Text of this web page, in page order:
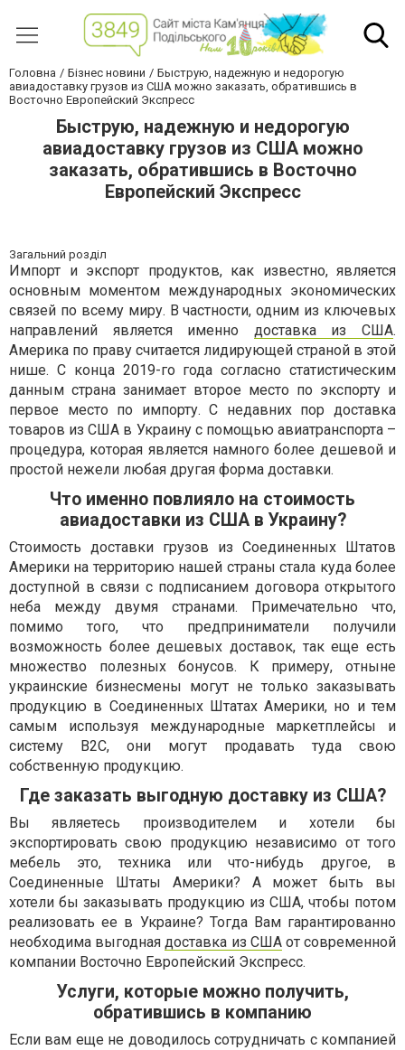
Головна Бізнес новини
Быструю, надежную и недорогую
авиадоставку грузов из США можно заказать, обратившись в
Восточно Европейский Экспресс
Быструю, надежную и недорогую
авиадоставку грузов из США можно
заказать, обратившись в Восточно
Европейский Экспресс
Загальний розділ
Импорт и экспорт продуктов, как известно, является
основным моментом международных экономических
связей по всему миру. В частности, одним из ключевых
направлений является именно доставка из США.
Америка по праву считается лидирующей страной в этой
нише. С конца 2019-го года согласно статистическим
данным страна занимает второе место по экспорту и
первое место по импорту. С недавних пор доставка
товаров из США в Украину с помощью авиатранспорта –
процедура, которая является намного более дешевой и
простой нежели любая другая форма доставки.
Что именно повлияло на стоимость
авиадоставки из США в Украину?
Стоимость доставки грузов из Соединенных Штатов
Америки на территорию нашей страны стала куда более
доступной в связи с подписанием договора открытого
неба между двумя странами. Примечательно что,
помимо того, что предприниматели получили
возможность более дешевых доставок, так еще есть
множество полезных бонусов. К примеру, отныне
украинские бизнесмены могут не только заказывать
продукцию в Соединенных Штатах Америки, но и тем
самым используя международные маркетплейсы и
систему B2C, они могут продавать туда свою
собственную продукцию.
Где заказать выгодную доставку из США?
Вы являетесь производителем и хотели бы
экспортировать свою продукцию независимо от того
мебель это, техника или что-нибудь другое, в
Соединенные Штаты Америки? А может быть вы
хотели бы заказывать продукцию из США, чтобы потом
реализовать ее в Украине? Тогда Вам гарантированно
необходима выгоднаядоставка из СШАот современной
компании Восточно Европейский Экспресс.
Услуги, которые можно получить,
обратившись в компанию
Если вам еще не доводилось сотрудничать с компанией